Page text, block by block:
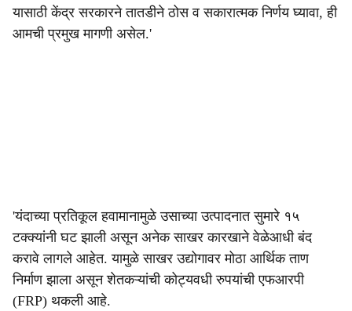
यासाठी केंद्र सरकारने तातडीने ठोस व सकारात्मक निर्णय घ्यावा, ही
आमची प्रमुख मागणी असेल.'
'यंदाच्या प्रतिकूल हवामानामुळे उसाच्या उत्पादनात सुमारे १५
टक्क्यांनी घट झाली असून अनेक साखर कारखाने वेळेआधी बंद
करावे लागले आहेत. यामुळे साखर उद्योगावर मोठा आर्थिक ताण
निर्माण झाला असून शेतकऱ्यांची कोट्यवधी रुपयांची एफआरपी
(FRP) थकली आहे.